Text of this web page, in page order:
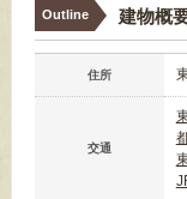
Outline 建物概
住所
交通